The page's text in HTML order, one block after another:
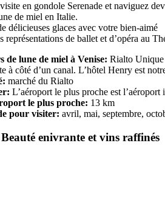
en gondole Serenade et naviguez
de miel en Italie.
délicieuses glaces avec votre bien-aimé
représentations de ballet et d’opéra au
de lune de miel à Venise: Rialto Unique
à côté d’un canal. L’hôtel Henry est
marché du Rialto
L’aéroport le plus proche est
le plus proche: 13 km
pour visiter: avril, mai, septembre,
enivrante et vins raffinés